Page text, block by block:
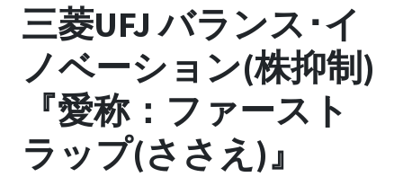
三菱UFJ バランス･イ
ノベーション(株抑制)
『愛称：ファースト
ラップ(ささえ)』